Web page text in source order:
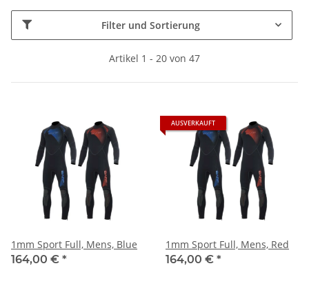
Filter und Sortierung
Artikel 1 - 20 von 47
1mm Sport Full, Mens, Blue
164,00 € *
AUSVERKAUFT
1mm Sport Full, Mens, Red
164,00 € *